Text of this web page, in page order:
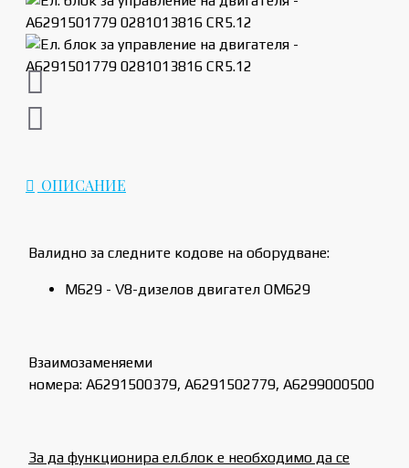
ОПИСАНИЕ
Валидно за следните кодове на оборудване:
M629 - V8-дизелов двигател OM629
Взаимозаменяеми
номера: A6291500379, A6291502779, A6299000500
За да функционира ел.блок е необходимо да се